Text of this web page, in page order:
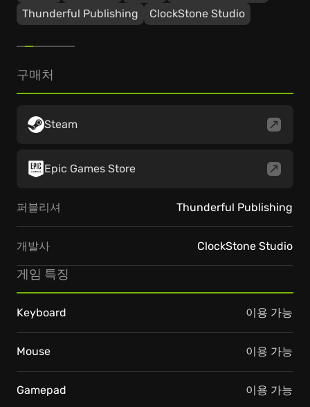
Thunderful Publishing
ClockStone Studio
구매처
Steam
Epic Games Store
퍼블리셔 Thunderful Publishing
개발사 ClockStone Studio
게임 특징
Keyboard 이용 가능
Mouse 이용 가능
Gamepad 이용 가능